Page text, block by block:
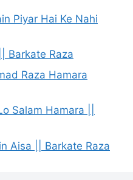
Piyar Hai Ke Nahi
Barkate Raza
Raza Hamara
Salam Hamara ||
Aisa || Barkate Raza